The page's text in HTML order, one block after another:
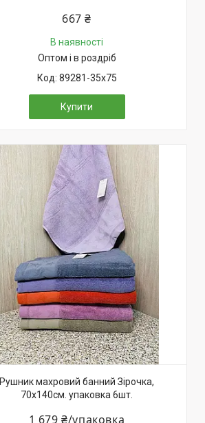
667 ₴
В наявності
Оптом і в роздріб
89281-35х75
Купити
Рушник махровий банний Зірочка,
70х140см. упаковка 6шт.
1 679 ₴/упаковка